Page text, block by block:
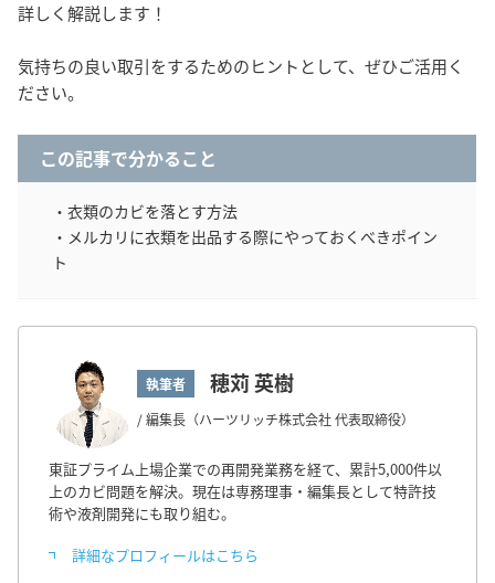
詳しく解説します！
気持ちの良い取引をするためのヒントとして、ぜひご活用く
ださい。
この記事で分かること
・衣類のカビを落とす方法
・メルカリに衣類を出品する際にやっておくべきポイン
ト
執筆者 穂苅 英樹
/ 編集長（ハーツリッチ株式会社 代表取締役）
東証プライム上場企業での再開発業務を経て、累計5,000件以
上のカビ問題を解決。現在は専務理事・編集長として特許技
術や液剤開発にも取り組む。
詳細なプロフィールはこちら